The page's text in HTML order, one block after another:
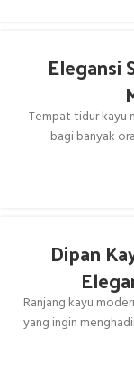
Elegansi
Tempat tidur kayu
bagi banyak
Dipan
Ranjang kayu
yang ingin